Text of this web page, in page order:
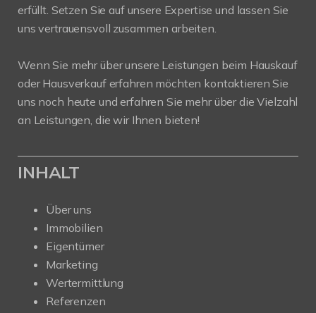
erfüllt. Setzen Sie auf unsere Expertise und lassen Sie
uns vertrauensvoll zusammen arbeiten.
Wenn Sie mehr über unsere Leistungen beim Hauskauf
oder Hausverkauf erfahren möchten kontaktieren Sie
uns noch heute und erfahren Sie mehr über die Vielzahl
an Leistungen, die wir Ihnen bieten!
INHALT
Über uns
Immobilien
Eigentümer
Marketing
Wertermittlung
Referenzen